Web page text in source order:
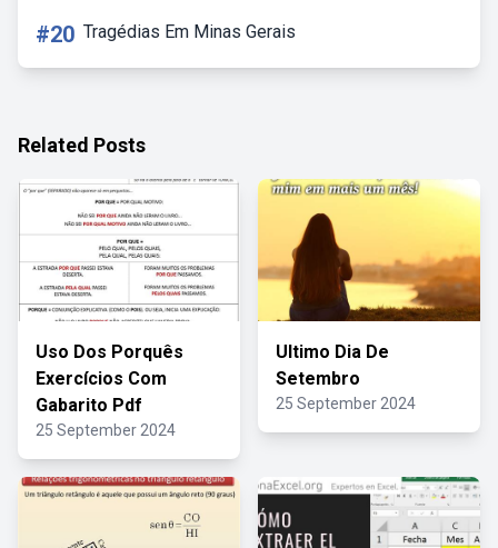
#20 Tragédias Em Minas Gerais
Related Posts
Uso Dos Porquês
Exercícios Com
Gabarito Pdf
25 September 2024
Ultimo Dia De
Setembro
25 September 2024